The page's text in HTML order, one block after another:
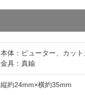
本体：ピューター、カット
金具：真鍮
縦約24mm×横約35mm